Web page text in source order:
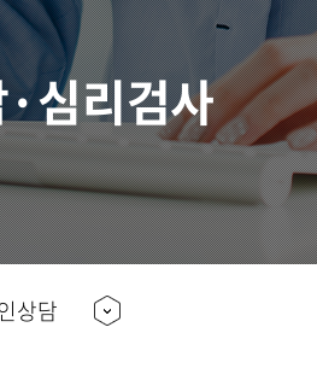
찾아가는 상담실
상담역량개발아카데미
생애진로설계 프로그램
자살예방게이트키퍼
교육
조사연구
심리검사
상담